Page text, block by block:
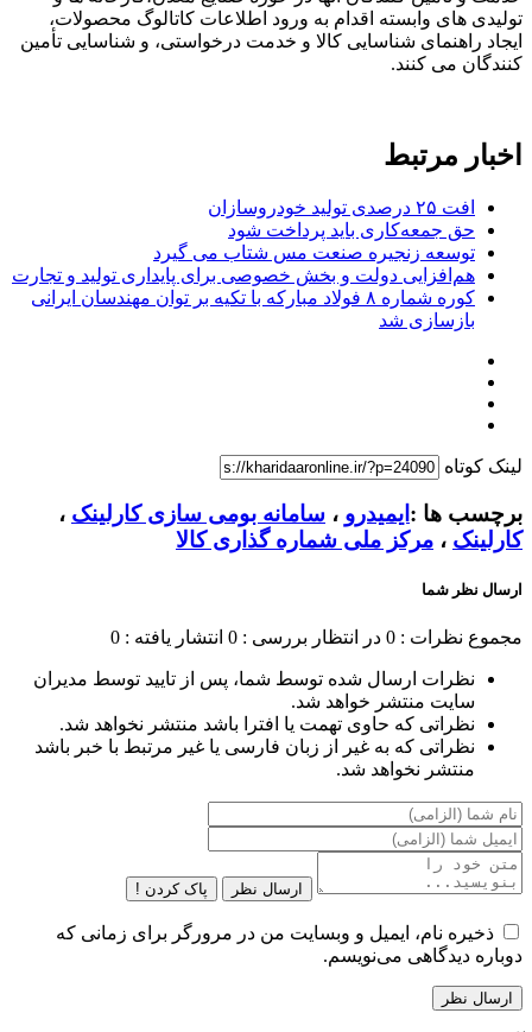
تولیدی های وابسته اقدام به ورود اطلاعات کاتالوگ محصولات،
ایجاد راهنمای شناسایی کالا و خدمت درخواستی، و شناسایی تأمین
کنندگان می کنند.
اخبار مرتبط
افت ۲۵ درصدی تولید خودروسازان
حق جمعه‌کاری باید پرداخت شود
توسعه زنجیره صنعت مس شتاب می گیرد
هم‌افزایی دولت و بخش خصوصی برای پایداری تولید و تجارت
کوره شماره ۸ فولاد مبارکه با تکیه بر توان مهندسان ایرانی
بازسازی شد
لینک کوتاه
برچسب ها : ایمیدرو ، سامانه بومی سازی کارلینک ،
کارلینک ، مرکز ملی شماره گذاری کالا
ارسال نظر شما
مجموع نظرات : 0 در انتظار بررسی : 0 انتشار یافته : 0
نظرات ارسال شده توسط شما، پس از تایید توسط مدیران
سایت منتشر خواهد شد.
نظراتی که حاوی تهمت یا افترا باشد منتشر نخواهد شد.
نظراتی که به غیر از زبان فارسی یا غیر مرتبط با خبر باشد
منتشر نخواهد شد.
ارسال نظر پاک کردن !
ذخیره نام، ایمیل و وبسایت من در مرورگر برای زمانی که
دوباره دیدگاهی می‌نویسم.